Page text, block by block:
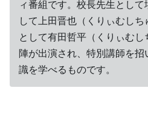
ィ番組です。校長先生とし
して上田晋也（くりぃむし
として有田哲平（くりぃむし
陣が出演され、特別講師を
識を学べるものです。